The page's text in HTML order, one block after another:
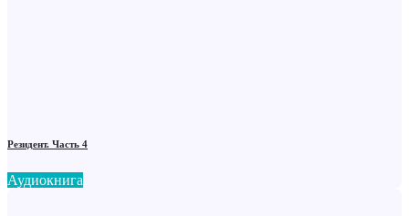
Резидент. Часть 4
Аудиокнига